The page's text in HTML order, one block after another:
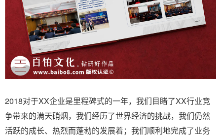
2018对于XX企业是里程碑式的一年，我们目睹了XX行业竞
争带来的满天硝烟，我们经历了世界经济的挑战，我们仍然
活跃的成长、热烈而蓬勃的发展着；我们顺利地完成了业务